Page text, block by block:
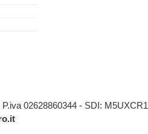
02628860344 - SDI: M5UXCR1